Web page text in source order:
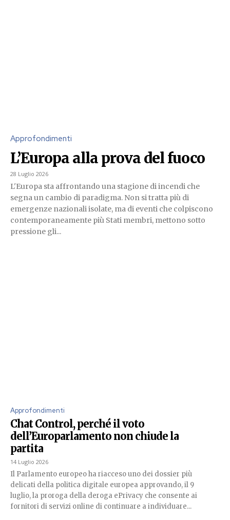
Approfondimenti
L’Europa alla prova del fuoco
28 Luglio 2026
L'Europa sta affrontando una stagione di incendi che
segna un cambio di paradigma. Non si tratta più di
emergenze nazionali isolate, ma di eventi che colpiscono
contemporaneamente più Stati membri, mettono sotto
pressione gli...
Approfondimenti
Chat Control, perché il voto
dell’Europarlamento non chiude la
partita
14 Luglio 2026
Il Parlamento europeo ha riacceso uno dei dossier più
delicati della politica digitale europea approvando, il 9
luglio, la proroga della deroga ePrivacy che consente ai
fornitori di servizi online di continuare a individuare...